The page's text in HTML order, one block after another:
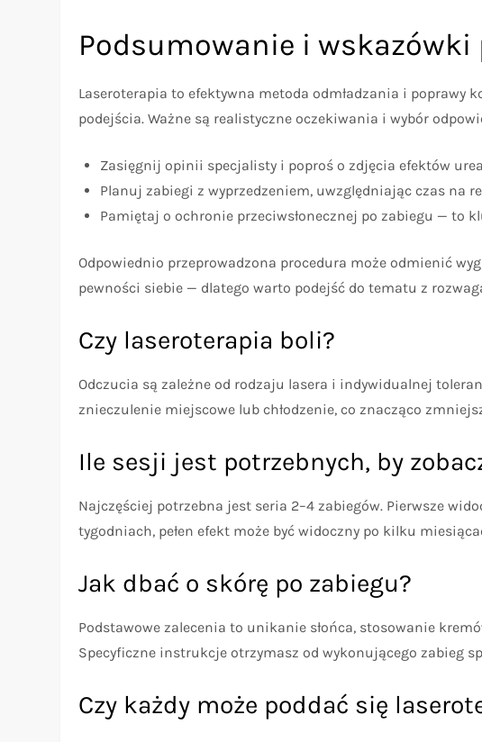
Podsumowanie i wskazówki
Laseroterapia to efektywna metoda odmładzania i poprawy
podejścia. Ważne są realistyczne oczekiwania i wybór
Zasięgnij opinii specjalisty i poproś o zdjęcia efektów
Planuj zabiegi z wyprzedzeniem, uwzględniając czas na
Pamiętaj o ochronie przeciwsłonecznej po zabiegu — to
Odpowiednio przeprowadzona procedura może odmienić
pewności siebie — dlatego warto podejść do tematu z
Czy laseroterapia boli?
Odczucia są zależne od rodzaju lasera i indywidualnej
znieczulenie miejscowe lub chłodzenie, co znacząco
Ile sesji jest potrzebnych, by
Najczęściej potrzebna jest seria 2–4 zabiegów. Pierwsze
tygodniach, pełen efekt może być widoczny po kilku
Jak dbać o skórę po zabiegu?
Podstawowe zalecenia to unikanie słońca, stosowanie
Specyficzne instrukcje otrzymasz od wykonującego zabieg
Czy każdy może poddać się